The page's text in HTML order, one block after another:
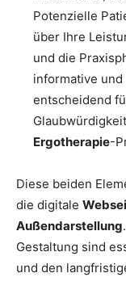
Potenzielle
über Ihre
und die
informative
entscheidend
Ergotherapie-
Diese beiden
die digitale
Außendarstellung
Gestaltung sind
und den